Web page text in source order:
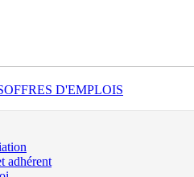
OFFRES D'EMPLOIS
adhérent